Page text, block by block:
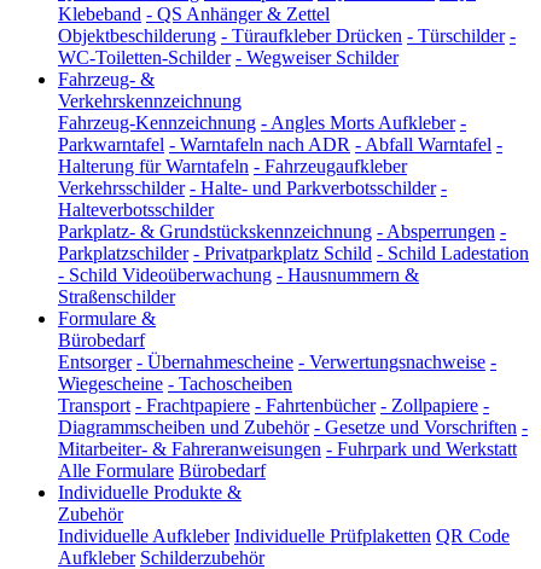
Klebeband - QS Anhänger & Zettel
Objektbeschilderung - Türaufkleber Drücken - Türschilder -
WC-Toiletten-Schilder - Wegweiser Schilder
Fahrzeug- &
Verkehrskennzeichnung
Fahrzeug-Kennzeichnung - Angles Morts Aufkleber -
Parkwarntafel - Warntafeln nach ADR - Abfall Warntafel -
Halterung für Warntafeln - Fahrzeugaufkleber
Verkehrsschilder - Halte- und Parkverbotsschilder -
Halteverbotsschilder
Parkplatz- & Grundstückskennzeichnung - Absperrungen -
Parkplatzschilder - Privatparkplatz Schild - Schild Ladestation
- Schild Videoüberwachung - Hausnummern &
Straßenschilder
Formulare &
Bürobedarf
Entsorger - Übernahmescheine - Verwertungsnachweise -
Wiegescheine - Tachoscheiben
Transport - Frachtpapiere - Fahrtenbücher - Zollpapiere -
Diagrammscheiben und Zubehör - Gesetze und Vorschriften -
Mitarbeiter- & Fahreranweisungen - Fuhrpark und Werkstatt
Alle Formulare Bürobedarf
Individuelle Produkte &
Zubehör
Individuelle Aufkleber Individuelle Prüfplaketten QR Code
Aufkleber Schilderzubehör